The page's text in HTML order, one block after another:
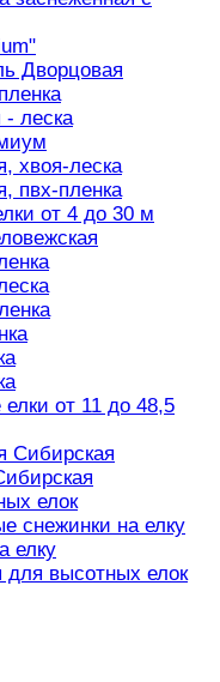
Дворцовая
- леска
хвоя-леска
пвх-пленка
от 4 до 30 м
от 11 до 48,5
Сибирская
елок
снежинки на елку
елку
высотных елок